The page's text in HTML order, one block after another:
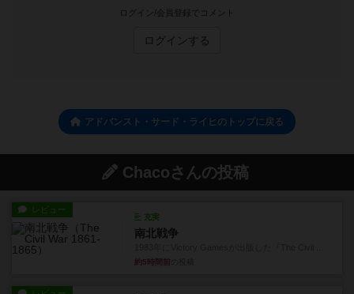
ログイン/会員登録でコメント
ログインする
アドバンスト・サード・ライヒのトップに戻る
Chacoさんの投稿
レビュー
充実
南北戦争
約5時間前